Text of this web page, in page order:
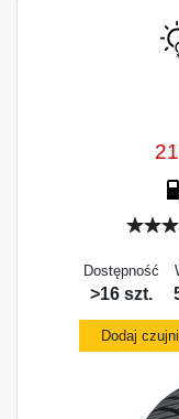
Dostępność
>16 szt.
Dodaj